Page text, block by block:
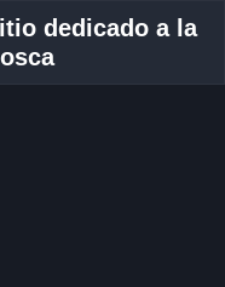
dedicado a la